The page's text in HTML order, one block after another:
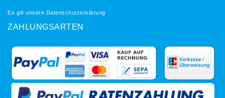
Es gilt unsere Datenschutzerklärung
ZAHLUNGSARTEN